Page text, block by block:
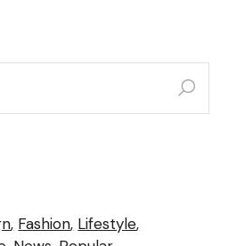
Fashion Lifestyle